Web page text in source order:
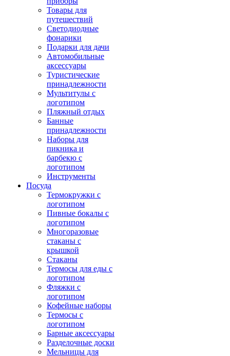
Товары для
путешествий
Светодиодные
фонарики
Подарки для дачи
Автомобильные
аксессуары
Туристические
принадлежности
Мультитулы с
логотипом
Пляжный отдых
Банные
принадлежности
Наборы для
пикника и
барбекю с
логотипом
Инструменты
Посуда
Термокружки с
логотипом
Пивные бокалы с
логотипом
Многоразовые
стаканы с
крышкой
Стаканы
Термосы для еды с
логотипом
Фляжки с
логотипом
Кофейные наборы
Термосы с
логотипом
Барные аксессуары
Разделочные доски
Мельницы для